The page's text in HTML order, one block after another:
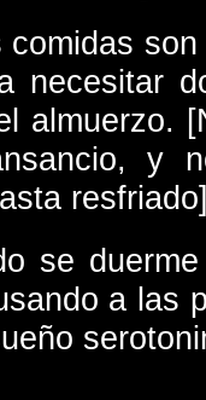
comidas
necesitar
almuerzo.
y
se
a las